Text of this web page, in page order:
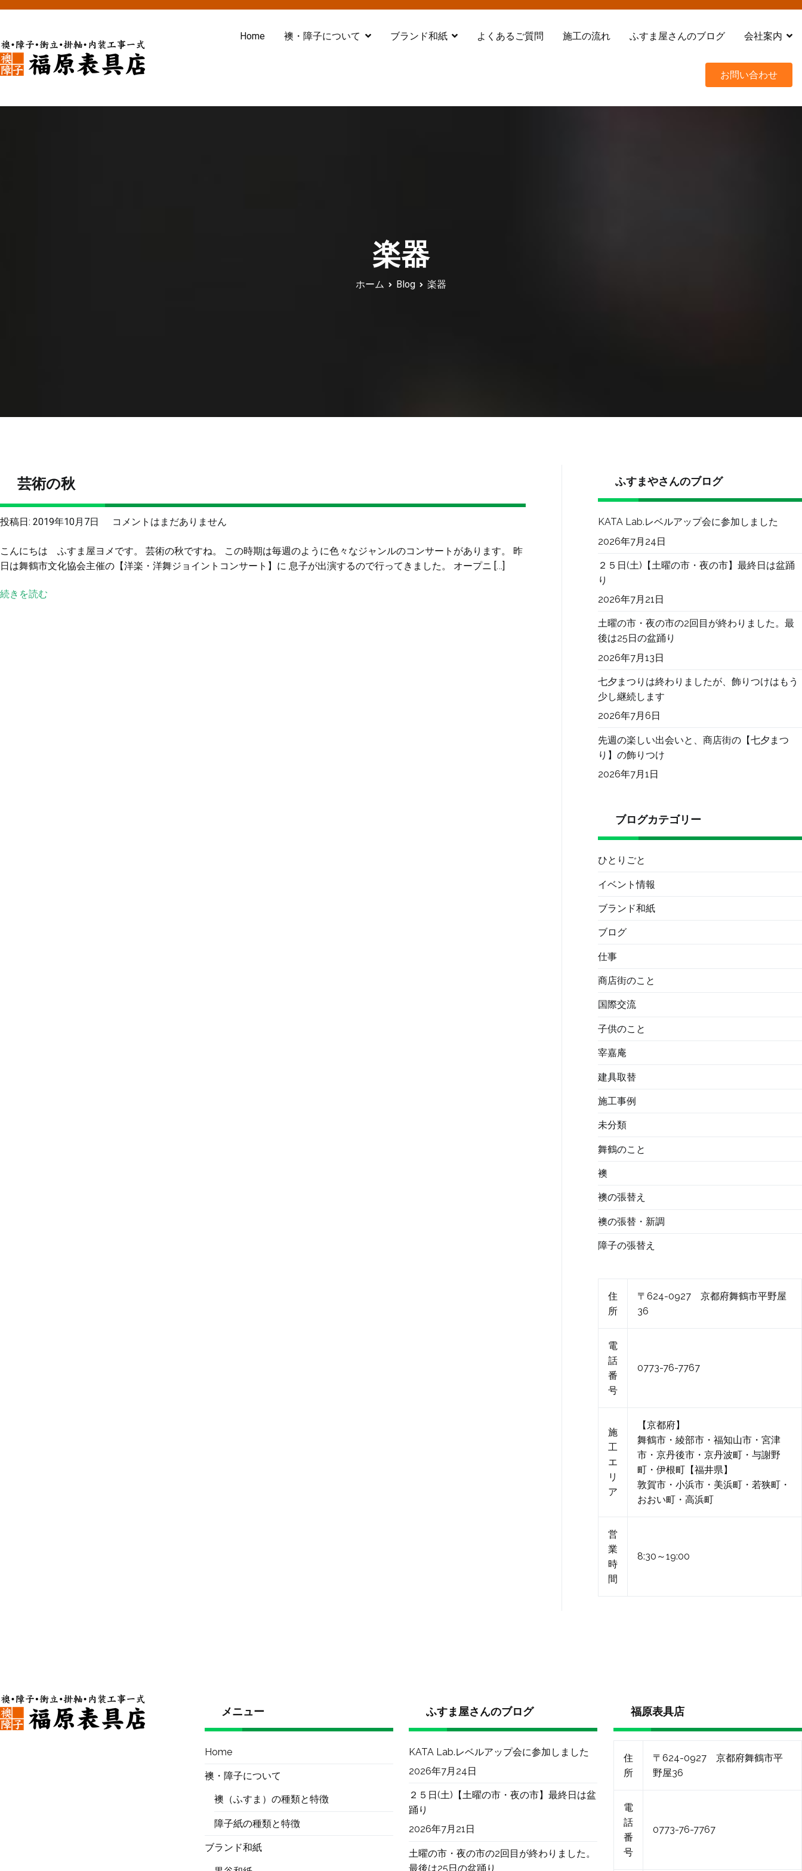
内
ス
キ
Home 襖・障子について ブランド和紙 よくあるご質問 施工の流れ ふすま屋さんのブログ 会社案内
お問い合わせ
楽器
ホーム Blog 楽器
芸術の秋
投稿日: 2019年10月7日
芸
の
秋
コメントはまだありません
こんにちは ふすま屋ヨメです。 芸術の秋ですね。 この時期は毎週のように色々なジャンルのコンサートがあります。 昨
日は舞鶴市文化協会主催の【洋楽・洋舞ジョイントコンサート】に 息子が出演するので行ってきました。 オープニ […]
続きを読む
ふすまやさんのブログ
KATA Lab.レベルアップ会に参加しました
2026年7月24日
２５日(土)【土曜の市・夜の市】最終日は盆踊
り
2026年7月21日
土曜の市・夜の市の2回目が終わりました。最
後は25日の盆踊り
2026年7月13日
七夕まつりは終わりましたが、飾りつけはもう
少し継続します
2026年7月6日
先週の楽しい出会いと、商店街の【七夕まつ
り】の飾りつけ
2026年7月1日
ブログカテゴリー
ひとりごと
イベント情報
ブランド和紙
ブログ
仕事
商店街のこと
国際交流
子供のこと
宰嘉庵
建具取替
施工事例
未分類
舞鶴のこと
襖
襖の張替え
襖の張替・新調
障子の張替え
住
所
〒624-0927 京都府舞鶴市平野屋
36
電
話
番
号
0773-76-7767
施
工
エ
リ
ア
【京都府】
舞鶴市・綾部市・福知山市・宮津
市・京丹後市・京丹波町・与謝野
町・伊根町【福井県】
敦賀市・小浜市・美浜町・若狭町・
おおい町・高浜町
営
業
時
間
8:30～19:00
メニュー
Home
襖・障子について
襖（ふすま）の種類と特徴
障子紙の種類と特徴
ブランド和紙
ふすま屋さんのブログ
KATA Lab.レベルアップ会に参加しました
2026年7月24日
２５日(土)【土曜の市・夜の市】最終日は盆
踊り
2026年7月21日
土曜の市・夜の市の2回目が終わりました。
最後は25日の盆踊り
福原表具店
住
所
〒624-0927 京都府舞鶴市平
野屋36
電
話
番
号
0773-76-7767